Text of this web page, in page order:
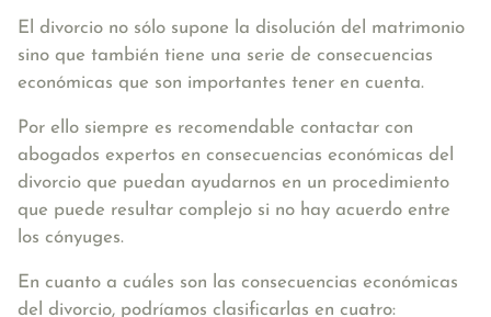
El divorcio no sólo supone la disolución del matrimonio
sino que también tiene una serie de consecuencias
económicas que son importantes tener en cuenta.
Por ello siempre es recomendable contactar con
abogados expertos en consecuencias económicas del
divorcio que puedan ayudarnos en un procedimiento
que puede resultar complejo si no hay acuerdo entre
los cónyuges.
En cuanto a cuáles son las consecuencias económicas
del divorcio, podríamos clasificarlas en cuatro: